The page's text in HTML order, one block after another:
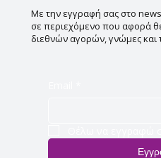
Με την εγγραφή σας στο
σε περιεχόμενο που αφορά
διεθνών αγορών, γνώμες και